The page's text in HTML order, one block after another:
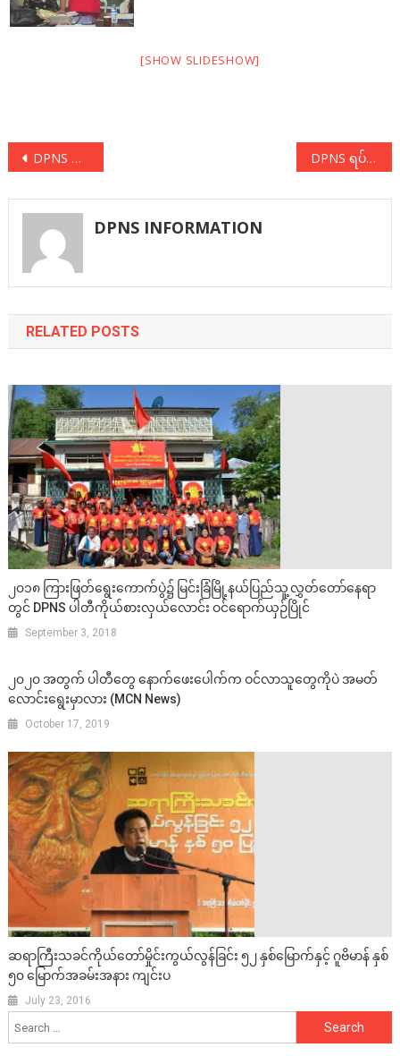
[SHOW SLIDESHOW]
Post
navigation
DPNS မြင်းခြံရွေးကောက်ပွဲအောင်နိုင်ရေး(၉၊ ၉၊ ၂၀၁၈) DPNS ရပ်ကျေးဆိုင်းဘုတ်တင်ပွဲနှင့် လူထုစည်းရုံးရေးခရီး
DPNS INFORMATION
RELATED POSTS
၂၀၁၈ ကြားဖြတ်ရွေးကောက်ပွဲ၌ မြင်းခြံမြို့နယ်ပြည်သူ့လွှတ်တော်နေရာ
တွင် DPNS ပါတီကိုယ်စားလှယ်လောင်း ဝင်ရောက်ယှဉ်ပြိုင်
September 3, 2018
၂၀၂၀ အတွက် ပါတီတွေ နောက်ဖေးပေါက်က ဝင်လာသူတွေကိုပဲ အမတ်
လောင်းရွေးမှာလား (MCN News)
October 17, 2019
ဆရာကြီးသခင်ကိုယ်တော်မှိုင်းကွယ်လွန်ခြင်း ၅၂ နှစ်မြောက်နှင့် ဂူဗိမာန် နှစ်
၅၀ မြောက်အခမ်းအနား ကျင်းပ
July 23, 2016
Search
for: